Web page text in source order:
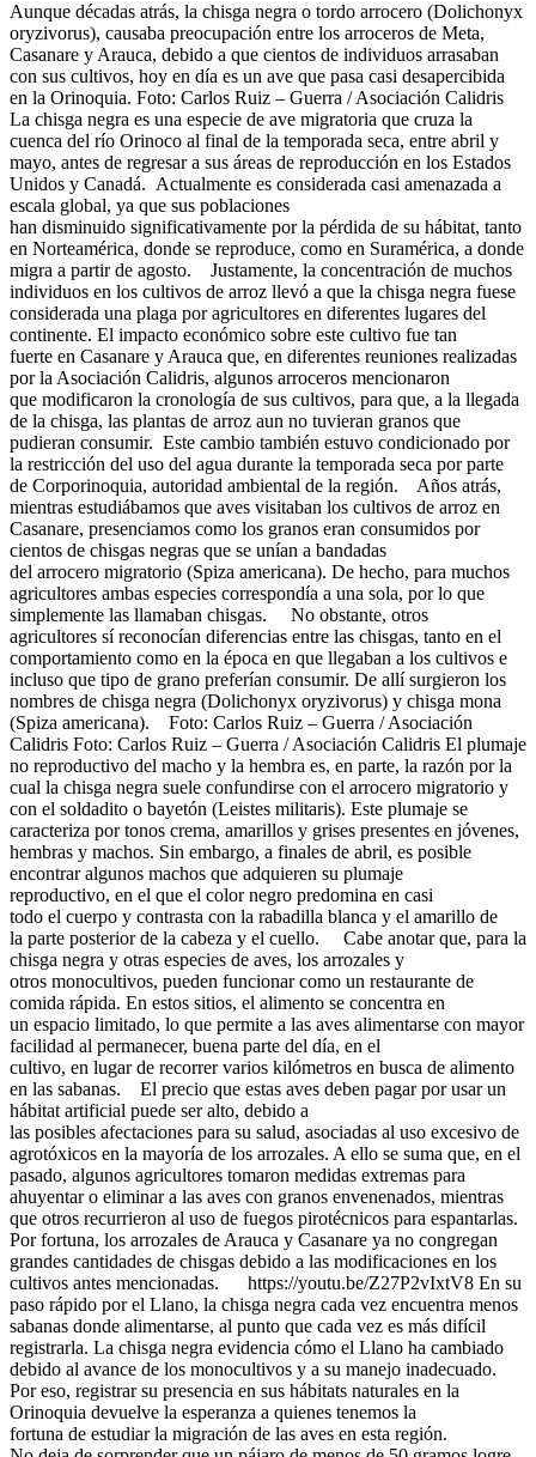
Aunque décadas atrás, la chisga negra o tordo arrocero (Dolichonyx
oryzivorus), causaba preocupación entre los arroceros de Meta,
Casanare y Arauca, debido a que cientos de individuos arrasaban
con sus cultivos, hoy en día es un ave que pasa casi desapercibida
en la Orinoquia. Foto: Carlos Ruiz – Guerra / Asociación Calidris
La chisga negra es una especie de ave migratoria que cruza la
cuenca del río Orinoco al final de la temporada seca, entre abril y
mayo, antes de regresar a sus áreas de reproducción en los Estados
Unidos y Canadá. Actualmente es considerada casi amenazada a
escala global, ya que sus poblaciones
han disminuido significativamente por la pérdida de su hábitat, tanto
en Norteamérica, donde se reproduce, como en Suramérica, a donde
migra a partir de agosto. Justamente, la concentración de muchos
individuos en los cultivos de arroz llevó a que la chisga negra fuese
considerada una plaga por agricultores en diferentes lugares del
continente. El impacto económico sobre este cultivo fue tan
fuerte en Casanare y Arauca que, en diferentes reuniones realizadas
por la Asociación Calidris, algunos arroceros mencionaron
que modificaron la cronología de sus cultivos, para que, a la llegada
de la chisga, las plantas de arroz aun no tuvieran granos que
pudieran consumir. Este cambio también estuvo condicionado por
la restricción del uso del agua durante la temporada seca por parte
de Corporinoquia, autoridad ambiental de la región. Años atrás,
mientras estudiábamos que aves visitaban los cultivos de arroz en
Casanare, presenciamos como los granos eran consumidos por
cientos de chisgas negras que se unían a bandadas
del arrocero migratorio (Spiza americana). De hecho, para muchos
agricultores ambas especies correspondía a una sola, por lo que
simplemente las llamaban chisgas. No obstante, otros
agricultores sí reconocían diferencias entre las chisgas, tanto en el
comportamiento como en la época en que llegaban a los cultivos e
incluso que tipo de grano preferían consumir. De allí surgieron los
nombres de chisga negra (Dolichonyx oryzivorus) y chisga mona
(Spiza americana). Foto: Carlos Ruiz – Guerra / Asociación
Calidris Foto: Carlos Ruiz – Guerra / Asociación Calidris El plumaje
no reproductivo del macho y la hembra es, en parte, la razón por la
cual la chisga negra suele confundirse con el arrocero migratorio y
con el soldadito o bayetón (Leistes militaris). Este plumaje se
caracteriza por tonos crema, amarillos y grises presentes en jóvenes,
hembras y machos. Sin embargo, a finales de abril, es posible
encontrar algunos machos que adquieren su plumaje
reproductivo, en el que el color negro predomina en casi
todo el cuerpo y contrasta con la rabadilla blanca y el amarillo de
la parte posterior de la cabeza y el cuello. Cabe anotar que, para la
chisga negra y otras especies de aves, los arrozales y
otros monocultivos, pueden funcionar como un restaurante de
comida rápida. En estos sitios, el alimento se concentra en
un espacio limitado, lo que permite a las aves alimentarse con mayor
facilidad al permanecer, buena parte del día, en el
cultivo, en lugar de recorrer varios kilómetros en busca de alimento
en las sabanas. El precio que estas aves deben pagar por usar un
hábitat artificial puede ser alto, debido a
las posibles afectaciones para su salud, asociadas al uso excesivo de
agrotóxicos en la mayoría de los arrozales. A ello se suma que, en el
pasado, algunos agricultores tomaron medidas extremas para
ahuyentar o eliminar a las aves con granos envenenados, mientras
que otros recurrieron al uso de fuegos pirotécnicos para espantarlas.
Por fortuna, los arrozales de Arauca y Casanare ya no congregan
grandes cantidades de chisgas debido a las modificaciones en los
cultivos antes mencionadas. https://youtu.be/Z27P2vIxtV8 En su
paso rápido por el Llano, la chisga negra cada vez encuentra menos
sabanas donde alimentarse, al punto que cada vez es más difícil
registrarla. La chisga negra evidencia cómo el Llano ha cambiado
debido al avance de los monocultivos y a su manejo inadecuado.
Por eso, registrar su presencia en sus hábitats naturales en la
Orinoquia devuelve la esperanza a quienes tenemos la
fortuna de estudiar la migración de las aves en esta región.